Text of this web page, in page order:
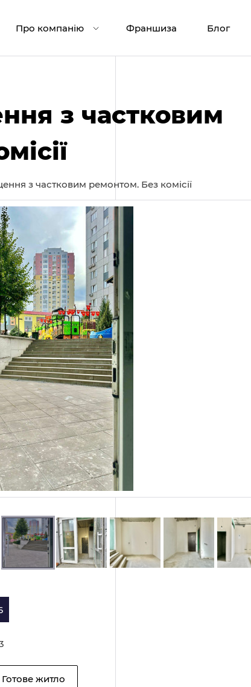
Про компанію Франшиза Блог
з частковим
з частковим ремонтом. Без комісії
Готове житло